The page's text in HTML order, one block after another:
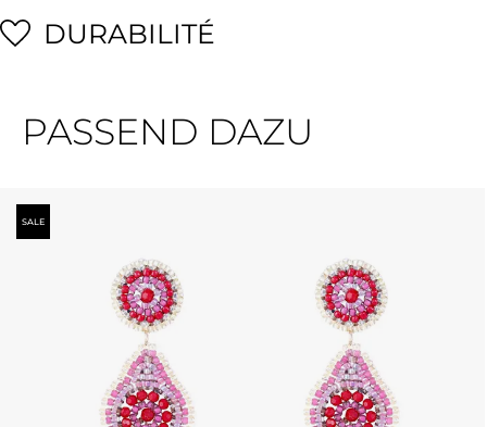
DURABILITÉ
PASSEND DAZU
SALE